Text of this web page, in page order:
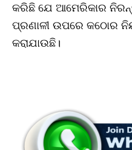
କରିଛି ଯେ ଆମେରିକାର
ପ୍ରଣାଳୀ ଉପରେ କଠୋର
କରାଯାଉଛି।